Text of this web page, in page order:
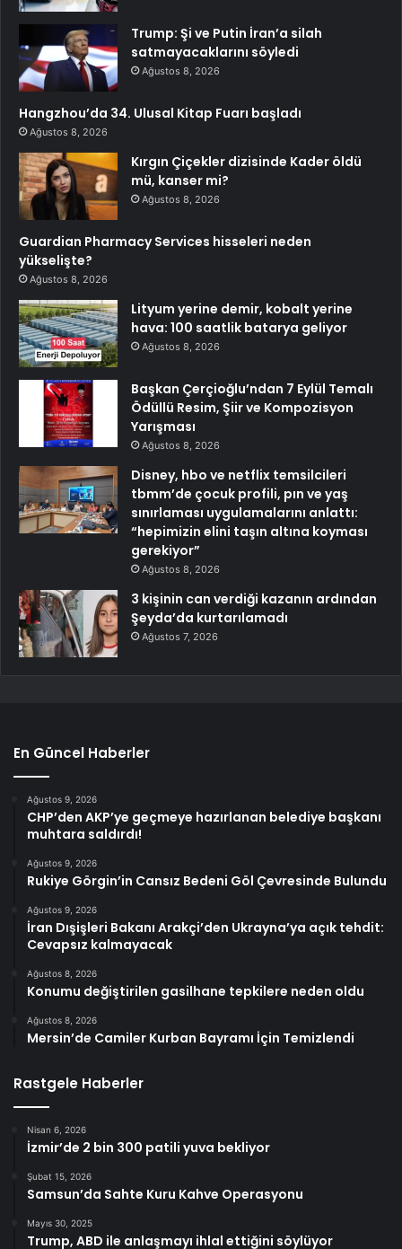
Trump: Şi ve Putin İran’a silah
satmayacaklarını söyledi
Ağustos 8, 2026
Hangzhou’da 34. Ulusal Kitap Fuarı başladı
Ağustos 8, 2026
Kırgın Çiçekler dizisinde Kader öldü
mü, kanser mi?
Ağustos 8, 2026
Guardian Pharmacy Services hisseleri neden
yükselişte?
Ağustos 8, 2026
Lityum yerine demir, kobalt yerine
hava: 100 saatlik batarya geliyor
Ağustos 8, 2026
Başkan Çerçioğlu’ndan 7 Eylül Temalı
Ödüllü Resim, Şiir ve Kompozisyon
Yarışması
Ağustos 8, 2026
Disney, hbo ve netflix temsilcileri
tbmm’de çocuk profili, pın ve yaş
sınırlaması uygulamalarını anlattı:
“hepimizin elini taşın altına koyması
gerekiyor”
Ağustos 8, 2026
3 kişinin can verdiği kazanın ardından
Şeyda’da kurtarılamadı
Ağustos 7, 2026
En Güncel Haberler
Ağustos 9, 2026
CHP’den AKP’ye geçmeye hazırlanan belediye başkanı
muhtara saldırdı!
Ağustos 9, 2026
Rukiye Görgin’in Cansız Bedeni Göl Çevresinde Bulundu
Ağustos 9, 2026
İran Dışişleri Bakanı Arakçi’den Ukrayna’ya açık tehdit:
Cevapsız kalmayacak
Ağustos 8, 2026
Konumu değiştirilen gasilhane tepkilere neden oldu
Ağustos 8, 2026
Mersin’de Camiler Kurban Bayramı İçin Temizlendi
Rastgele Haberler
Nisan 6, 2026
İzmir’de 2 bin 300 patili yuva bekliyor
Şubat 15, 2026
Samsun’da Sahte Kuru Kahve Operasyonu
Mayıs 30, 2025
Trump, ABD ile anlaşmayı ihlal ettiğini söylüyor